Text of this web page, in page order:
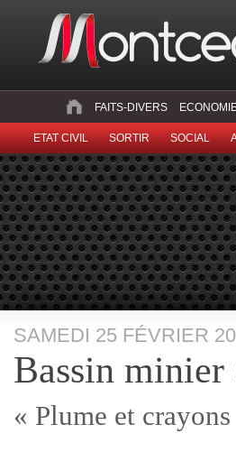
FAITS-DIVERS
ETAT CIVIL SORTIR SOCIAL
SAMEDI 25 FÉVRIER
Bassin minier
« Plume et